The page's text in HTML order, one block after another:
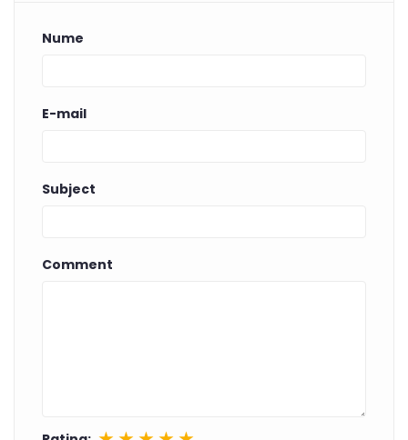
Nume
E-mail
Subject
Comment